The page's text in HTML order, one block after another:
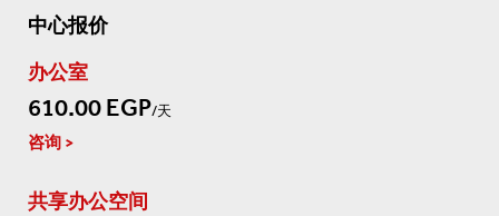
中心报价
办公室
610.00 EGP/天
咨询
共享办公空间